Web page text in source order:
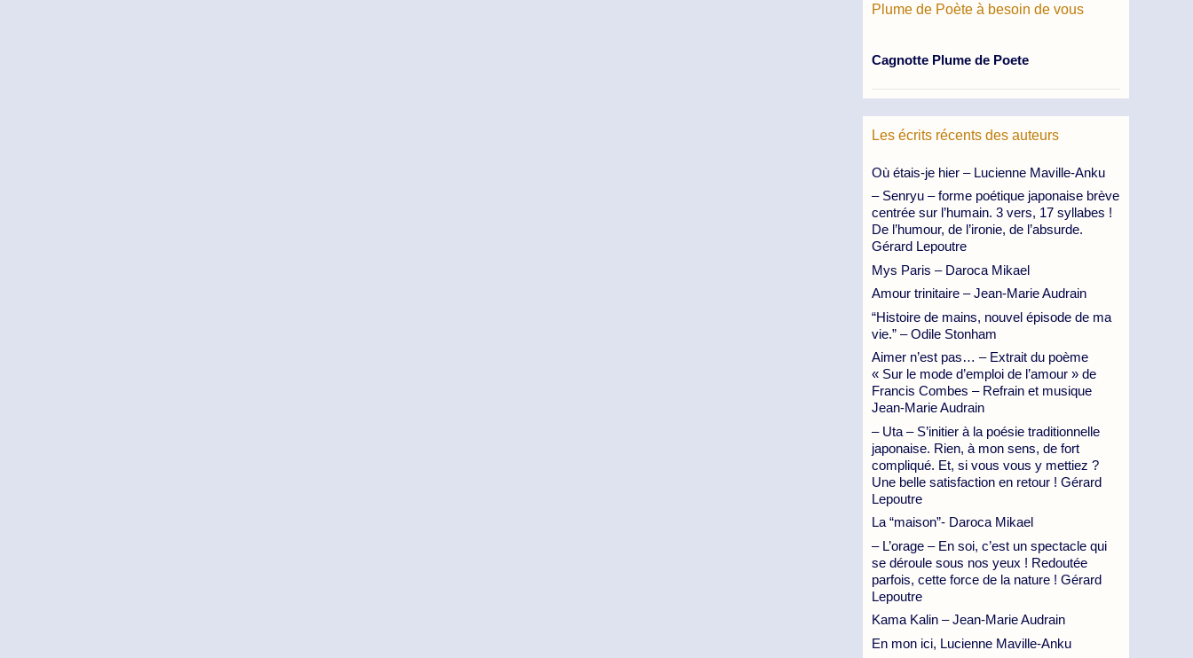
Plume de Poète à besoin de vous
Cagnotte Plume de Poete
Les écrits récents des auteurs
Où étais-je hier – Lucienne Maville-Anku
– Senryu – forme poétique japonaise brève
centrée sur l’humain. 3 vers, 17 syllabes !
De l’humour, de l’ironie, de l’absurde.
Gérard Lepoutre
Mys Paris – Daroca Mikael
Amour trinitaire – Jean-Marie Audrain
“Histoire de mains, nouvel épisode de ma
vie.” – Odile Stonham
Aimer n’est pas… – Extrait du poème
« Sur le mode d’emploi de l’amour » de
Francis Combes – Refrain et musique
Jean-Marie Audrain
– Uta – S’initier à la poésie traditionnelle
japonaise. Rien, à mon sens, de fort
compliqué. Et, si vous vous y mettiez ?
Une belle satisfaction en retour ! Gérard
Lepoutre
La “maison”- Daroca Mikael
– L’orage – En soi, c’est un spectacle qui
se déroule sous nos yeux ! Redoutée
parfois, cette force de la nature ! Gérard
Lepoutre
Kama Kalin – Jean-Marie Audrain
En mon ici, Lucienne Maville-Anku